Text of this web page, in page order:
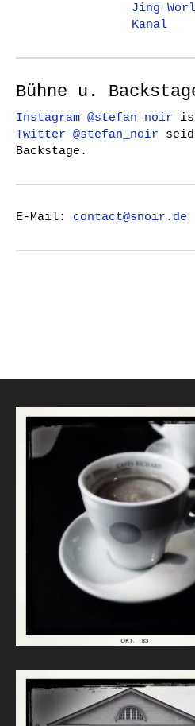
Jing
Kanal
Bühne u.
Instagram @stefan_noir
Twitter @stefan_noir
Backstage.
E-Mail: contact@snoir.de